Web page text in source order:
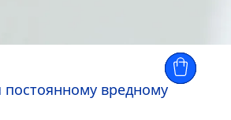
постоянному вредному